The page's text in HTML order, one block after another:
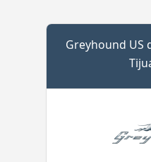
Greyhound US